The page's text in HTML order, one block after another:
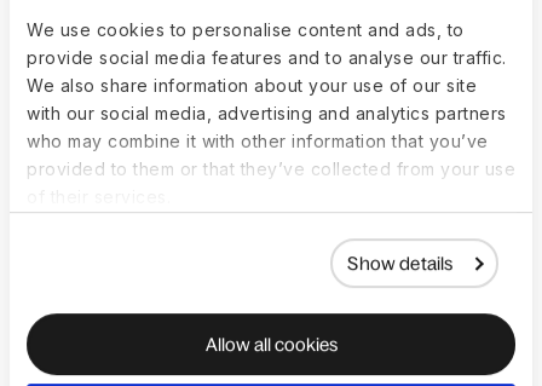
We use cookies to personalise content and ads, to
provide social media features and to analyse our traffic.
We also share information about your use of our site
with our social media, advertising and analytics partners
who may combine it with other information that you’ve
provided to them or that they’ve collected from your use
Show details
Allow all cookies
desvinculación laboral?
Una empresa puede mejorar su proceso de desvinculación
laboral:
Estableciendo un protocolo claramente definido y plan
de offboarding.
Ofreciendo apoyo y asesoramiento a los empleados
Manteniendo una comunicación transparente y
respetuosa con las personas que forman parte de la
empresa y aquellas en proceso de desvinculación.
Solicitando y actuando en base a la retroalimentación
obtenida.